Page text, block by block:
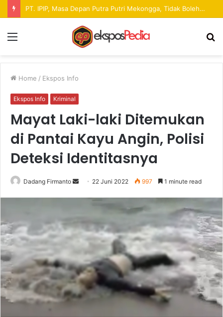
Pekan Raya ANTAM Hadirkan Ruang Promosi UMKM dan Hiburan bagi Masyarakat
Home / Ekspos Info
Ekspos Info Kriminal
Mayat Laki-laki Ditemukan
di Pantai Kayu Angin, Polisi
Deteksi Identitasnya
Dadang Firmanto
a
m
a
l
22 Juni 2022 997 1 minute read